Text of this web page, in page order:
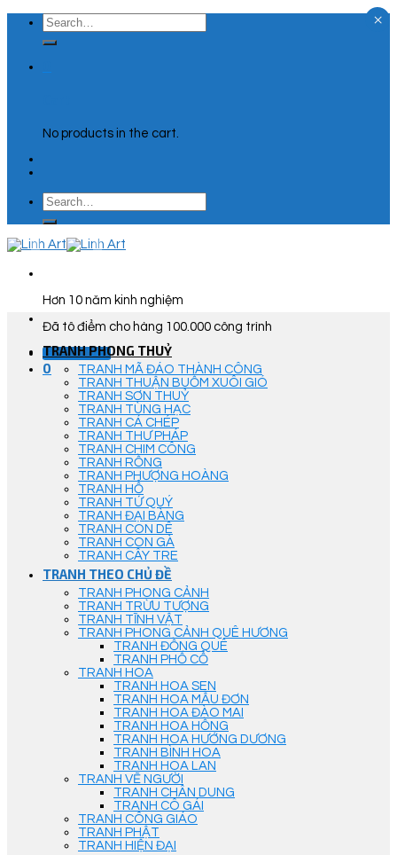
Skip
content
Search
for:
No products in the cart.
Search
for:
Hơn 10 năm kinh nghiệm
Đã tô điểm cho hàng 100.000 công trình
Góc Tư Vấn
0
TRANH PHONG THUỶ
TRANH MÃ ĐÁO THÀNH CÔNG
TRANH THUẬN BUỒM XUÔI GIÓ
TRANH SƠN THUỶ
TRANH TÙNG HẠC
TRANH CÁ CHÉP
TRANH THƯ PHÁP
TRANH CHIM CÔNG
TRANH RỒNG
TRANH PHƯỢNG HOÀNG
TRANH HỔ
TRANH TỨ QUÝ
TRANH ĐẠI BÀNG
TRANH CON DÊ
TRANH CON GÀ
TRANH CÂY TRE
TRANH THEO CHỦ ĐỀ
TRANH PHONG CẢNH
TRANH TRỪU TƯỢNG
TRANH TĨNH VẬT
TRANH PHONG CẢNH QUÊ HƯƠNG
TRANH ĐỒNG QUÊ
TRANH PHỐ CỔ
TRANH HOA
TRANH HOA SEN
TRANH HOA MẪU ĐƠN
TRANH HOA ĐÀO MAI
TRANH HOA HỒNG
TRANH HOA HƯỚNG DƯƠNG
TRANH BÌNH HOA
TRANH HOA LAN
TRANH VẼ NGƯỜI
TRANH CHÂN DUNG
TRANH CÔ GÁI
TRANH CÔNG GIÁO
TRANH PHẬT
TRANH HIỆN ĐẠI
×